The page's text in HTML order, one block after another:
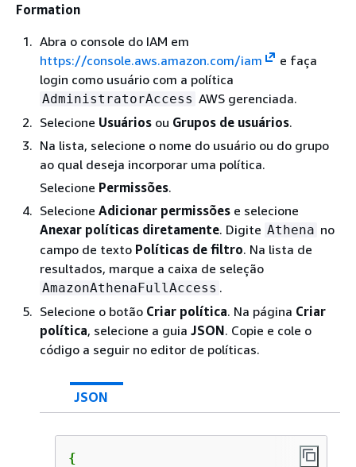
Formation
Abra o console do IAM em
https://console.aws.amazon.com/iam
e faça
login como usuário com a política
AdministratorAccess AWS gerenciada.
Selecione Usuários ou Grupos de usuários.
Na lista, selecione o nome do usuário ou do grupo
ao qual deseja incorporar uma política.
Selecione Permissões.
Selecione Adicionar permissões e selecione
Anexar políticas diretamente. Digite Athena no
campo de texto Políticas de filtro. Na lista de
resultados, marque a caixa de seleção
AmazonAthenaFullAccess .
Selecione o botão Criar política. Na página Criar
política, selecione a guia JSON. Copie e cole o
código a seguir no editor de políticas.
JSON
{